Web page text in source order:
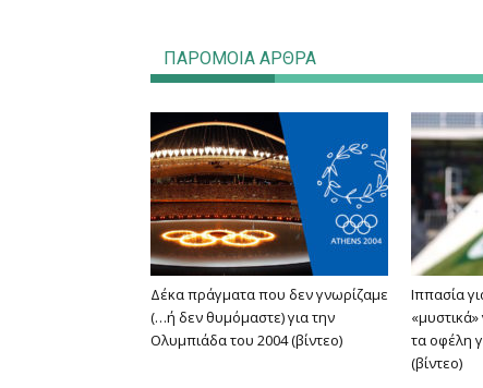
ΠΑΡΟΜΟΙΑ ΑΡΘΡΑ
Δέκα πράγματα που δεν γνωρίζαμε
(…ή δεν θυμόμαστε) για την
Ολυμπιάδα του 2004 (βίντεο)
Ιππασία
τα οφέλη
(βίντεο)